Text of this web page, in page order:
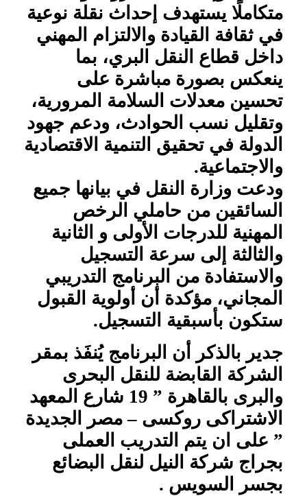
متكاملًا يستهدف إحداث نقلة نوعية
في ثقافة القيادة والالتزام المهني
داخل قطاع النقل البري، بما
ينعكس بصورة مباشرة على
تحسين معدلات السلامة المرورية،
وتقليل نسب الحوادث، ودعم جهود
الدولة في تحقيق التنمية الاقتصادية
والاجتماعية.
ودعت وزارة النقل في بيانها جميع
السائقين من حاملي الرخص
المهنية للدرجات الأولى و الثانية
والثالثة إلى سرعة التسجيل
والاستفادة من البرنامج التدريبي
المجاني، مؤكدة أن أولوية القبول
ستكون بأسبقية التسجيل.
جدير بالذكر أن البرنامج يُنفَذ بمقر
الشركة القابضة للنقل البحرى
والبرى بالقاهرة ” 19 شارع المعهد
الاشتراكى روكسى – مصر الجديدة
” على ان يتم التدريب العملى
بجراج شركة النيل لنقل البضائع
بجسر السويس .